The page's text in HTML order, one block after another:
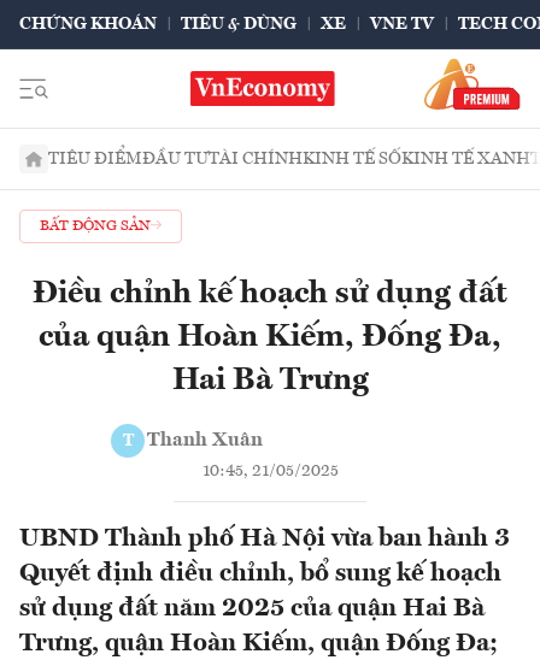
CHỨNG KHOÁN TIÊU & DÙNG XE VNE TV TECH
TIÊU ĐIỂMĐẦU TƯTÀI CHÍNHKINH TẾ SỐKINH TẾ XANH
BẤT ĐỘNG SẢN
Điều chỉnh kế hoạch sử dụng đất
của quận Hoàn Kiếm, Đống Đa,
Hai Bà Trưng
T Thanh Xuân
10:45, 21/05/2025
UBND Thành phố Hà Nội vừa ban hành 3
Quyết định điều chỉnh, bổ sung kế hoạch
sử dụng đất năm 2025 của quận Hai Bà
Trưng, quận Hoàn Kiếm, quận Đống Đa;